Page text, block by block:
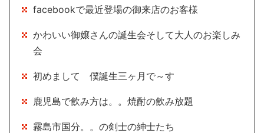
facebookで最近登場の御来店のお客様
かわいい御嬢さんの誕生会そして大人のお楽しみ
会
初めまして 僕誕生三ヶ月で～す
鹿児島で飲み方は。。焼酎の飲み放題
霧島市国分。。の剣士の紳士たち